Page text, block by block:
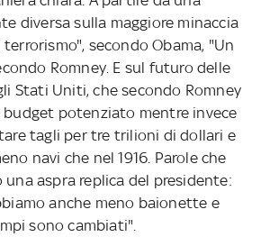
diversa sulla maggiore minaccia
secondo Obama, "Un
Romney. E sul futuro delle
Stati Uniti, che secondo Romney
budget potenziato mentre invece
tagli per tre trilioni di dollari e
navi che nel 1916. Parole che
aspra replica del presidente:
anche meno baionette e
sono cambiati".